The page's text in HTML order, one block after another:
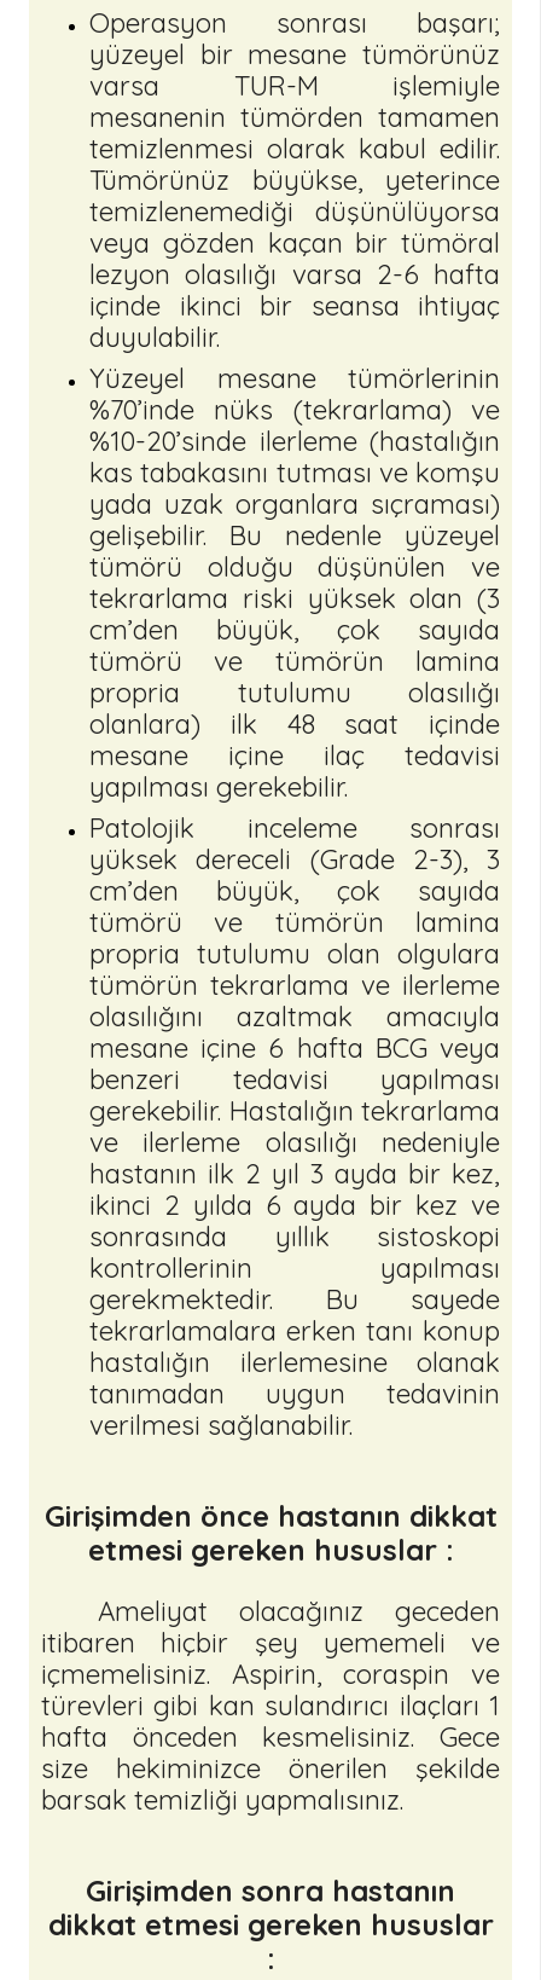
Operasyon sonrası başarı;
yüzeyel bir mesane tümörünüz
varsa TUR-M işlemiyle
mesanenin tümörden tamamen
temizlenmesi olarak kabul edilir.
Tümörünüz büyükse, yeterince
temizlenemediği düşünülüyorsa
veya gözden kaçan bir tümöral
lezyon olasılığı varsa 2-6 hafta
içinde ikinci bir seansa ihtiyaç
duyulabilir.
Yüzeyel mesane tümörlerinin
%70’inde nüks (tekrarlama) ve
%10-20’sinde ilerleme (hastalığın
kas tabakasını tutması ve komşu
yada uzak organlara sıçraması)
gelişebilir. Bu nedenle yüzeyel
tümörü olduğu düşünülen ve
tekrarlama riski yüksek olan (3
cm’den büyük, çok sayıda
tümörü ve tümörün lamina
propria tutulumu olasılığı
olanlara) ilk 48 saat içinde
mesane içine ilaç tedavisi
yapılması gerekebilir.
Patolojik inceleme sonrası
yüksek dereceli (Grade 2-3), 3
cm’den büyük, çok sayıda
tümörü ve tümörün lamina
propria tutulumu olan olgulara
tümörün tekrarlama ve ilerleme
olasılığını azaltmak amacıyla
mesane içine 6 hafta BCG veya
benzeri tedavisi yapılması
gerekebilir. Hastalığın tekrarlama
ve ilerleme olasılığı nedeniyle
hastanın ilk 2 yıl 3 ayda bir kez,
ikinci 2 yılda 6 ayda bir kez ve
sonrasında yıllık sistoskopi
kontrollerinin yapılması
gerekmektedir. Bu sayede
tekrarlamalara erken tanı konup
hastalığın ilerlemesine olanak
tanımadan uygun tedavinin
verilmesi sağlanabilir.
Girişimden önce hastanın dikkat
etmesi gereken hususlar :
Ameliyat olacağınız geceden
itibaren hiçbir şey yememeli ve
içmemelisiniz. Aspirin, coraspin ve
türevleri gibi kan sulandırıcı ilaçları 1
hafta önceden kesmelisiniz. Gece
size hekiminizce önerilen şekilde
barsak temizliği yapmalısınız.
Girişimden sonra hastanın
dikkat etmesi gereken hususlar
: